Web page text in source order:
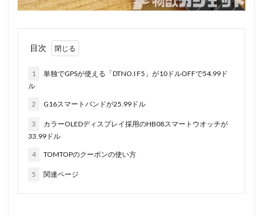
目次
1
単独でGPSが使える「DTNO.I F5」が10ドルOFFで54.99ド
ル
2 G16スマートバンドが25.99ドル
3
カラーOLEDディスプレイ採用のHB08スマートウオッチが
33.99ドル
4 TOMTOPのクーポンの使い方
5 関連ページ